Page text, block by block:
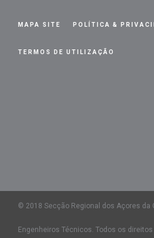
MAPA SITE POLÍTICA &
TERMOS DE UTILIZAÇÃO
© 2018 Secção Regional dos Açores da
Engenheiros Técnicos. Todos os